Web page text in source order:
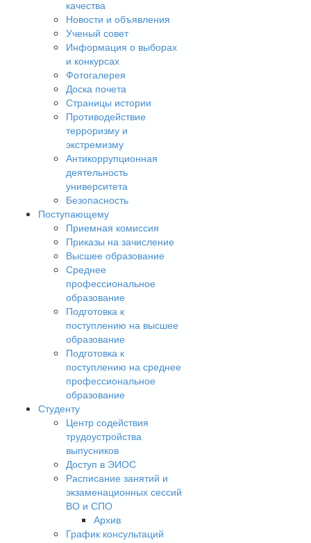
качества
Новости и объявления
Ученый совет
Информация о выборах
и конкурсах
Фотогалерея
Доска почета
Страницы истории
Противодействие
терроризму и
экстремизму
Антикоррупционная
деятельность
университета
Безопасность
Поступающему
Приемная комиссия
Приказы на зачисление
Высшее образование
Среднее
профессиональное
образование
Подготовка к
поступлению на высшее
образование
Подготовка к
поступлению на среднее
профессиональное
образование
Студенту
Центр содействия
трудоустройства
выпусников
Доступ в ЭИОС
Расписание занятий и
экзаменационных сессий
ВО и СПО
Архив
График консультаций